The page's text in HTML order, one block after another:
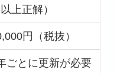
上正解）
円（税抜）
ごとに更新が必要